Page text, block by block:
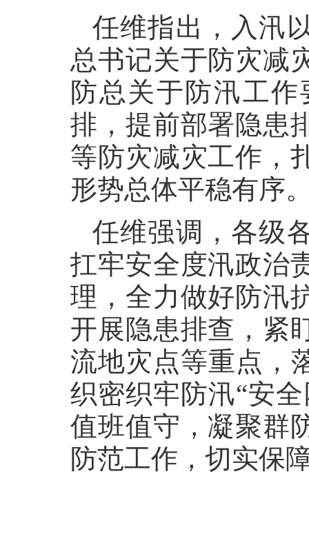
任维指出，入汛
总书记关于防灾减
防总关于防汛工
排，提前部署隐患
等防灾减灾工作，
形势总体平稳有序
任维强调，各级
扛牢安全度汛政治
理，全力做好防汛
开展隐患排查，紧
流地灾点等重点，
织密织牢防汛“安
值班值守，凝聚群
防范工作，切实保